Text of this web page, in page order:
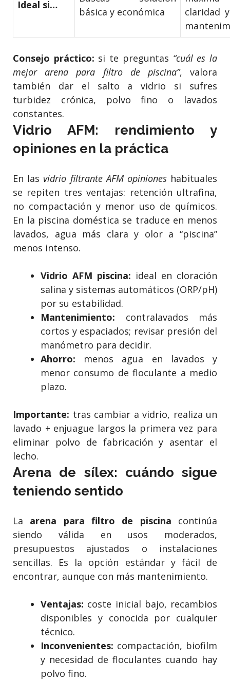
Ideal si…
básica y económica
claridad
Consejo práctico: si te preguntas “cuál es la
mejor arena para filtro de piscina”, valora
también dar el salto a vidrio si sufres
turbidez crónica, polvo fino o lavados
constantes.
Vidrio AFM: rendimiento y
opiniones en la práctica
En las vidrio filtrante AFM opinioneshabituales
se repiten tres ventajas: retención ultrafina,
no compactación y menor uso de químicos.
En la piscina doméstica se traduce en menos
lavados, agua más clara y olor a “piscina”
menos intenso.
Vidrio AFM piscina: ideal en cloración
salina y sistemas automáticos (ORP/pH)
por su estabilidad.
Mantenimiento: contralavados más
cortos y espaciados; revisar presión del
manómetro para decidir.
Ahorro: menos agua en lavados y
menor consumo de floculante a medio
plazo.
Importante: tras cambiar a vidrio, realiza un
lavado + enjuague largos la primera vez para
eliminar polvo de fabricación y asentar el
lecho.
Arena de sílex: cuándo sigue
teniendo sentido
La arena para filtro de piscina continúa
siendo válida en usos moderados,
presupuestos ajustados o instalaciones
sencillas. Es la opción estándar y fácil de
encontrar, aunque con más mantenimiento.
Ventajas: coste inicial bajo, recambios
disponibles y conocida por cualquier
técnico.
Inconvenientes: compactación, biofilm
y necesidad de floculantes cuando hay
polvo fino.